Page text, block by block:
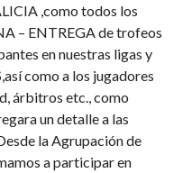
,como todos los
– ENTREGA de trofeos
en nuestras ligas y
como a los jugadores
árbitros etc., como
un detalle a las
la Agrupación de
a participar en